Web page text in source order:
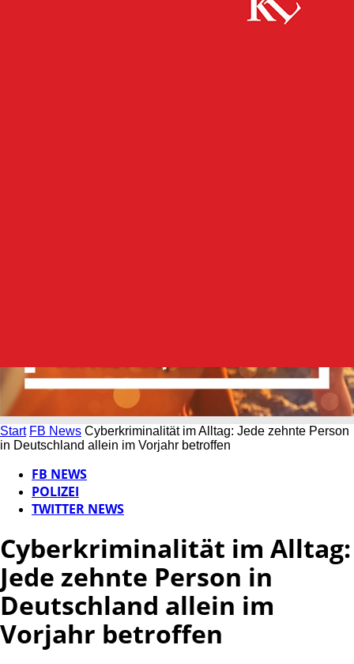
Start FB News Cyberkriminalität im Alltag: Jede zehnte Person
in Deutschland allein im Vorjahr betroffen
FB NEWS
POLIZEI
TWITTER NEWS
Cyberkriminalität im Alltag:
Jede zehnte Person in
Deutschland allein im
Vorjahr betroffen